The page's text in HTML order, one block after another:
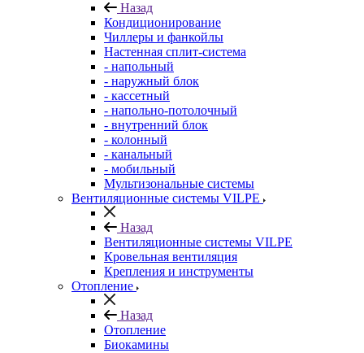
Назад
Кондиционирование
Чиллеры и фанкойлы
Настенная сплит-система
- напольный
- наружный блок
- кассетный
- напольно-потолочный
- внутренний блок
- колонный
- канальный
- мобильный
Мультизональные системы
Вентиляционные системы VILPE
Назад
Вентиляционные системы VILPE
Кровельная вентиляция
Крепления и инструменты
Отопление
Назад
Отопление
Биокамины